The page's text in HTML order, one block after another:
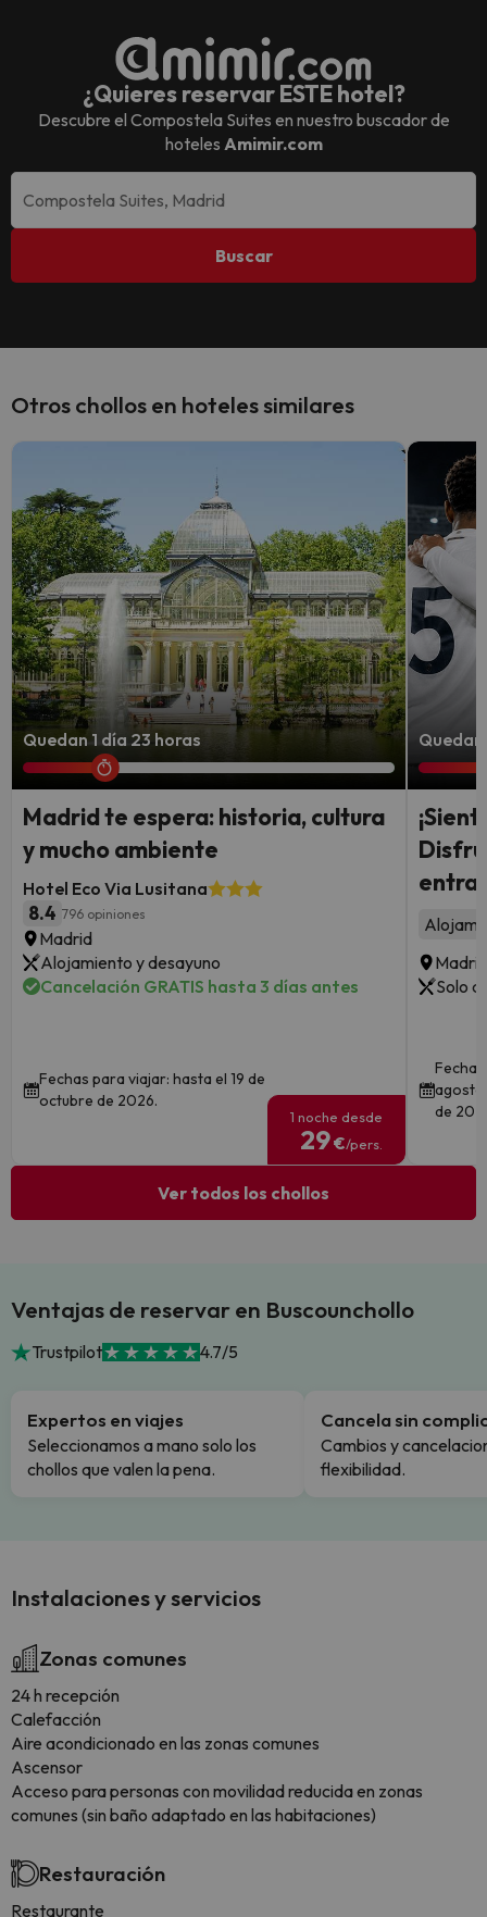
¿Quieres reservar ESTE hotel?
Descubre el Compostela Suites en nuestro buscador de
hoteles Amimir.com
Buscar
Otros chollos en hoteles similares
Quedan 1 día 23 horas
Madrid te espera: historia, cultura
y mucho ambiente
Hotel Eco Via Lusitana
8.4 796 opiniones
Madrid
Alojamiento y desayuno
Cancelación GRATIS hasta 3 días antes
Fechas para viajar: hasta el 19 de
octubre de 2026.
1 noche desde
29€/pers.
Quedan
Madrid
Solo
agosto
de
Ver todos los chollos
Ventajas de reservar en Buscounchollo
Trustpilot 4.7/5
Expertos en viajes
Seleccionamos a mano solo los
chollos que valen la pena.
Cancela sin
Cambios y
flexibilidad.
Instalaciones y servicios
Zonas comunes
24 h recepción
Calefacción
Aire acondicionado en las zonas comunes
Ascensor
Acceso para personas con movilidad reducida en zonas
comunes (sin baño adaptado en las habitaciones)
Restauración
Restaurante